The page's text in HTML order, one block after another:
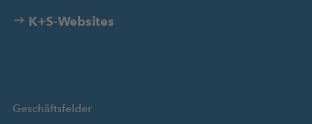
K+S-Websites
Geschäftsfelder